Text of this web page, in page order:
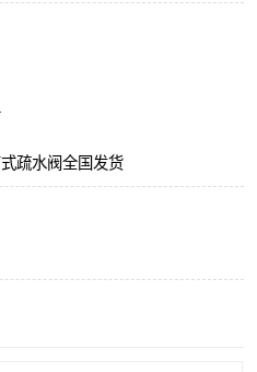
疏水阀全国发货